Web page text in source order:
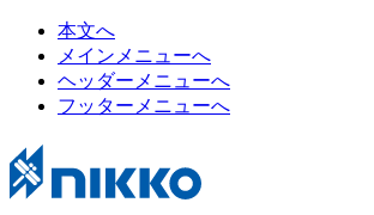
本文へ
メインメニューへ
ヘッダーメニューへ
フッターメニューへ